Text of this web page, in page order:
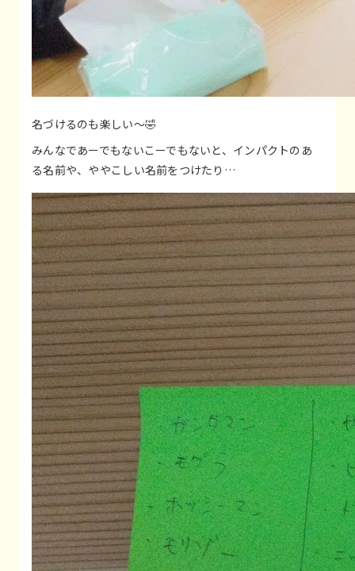
名づけるのも楽しい～🤣
みんなであーでもないこーでもないと、インパクトのあ
る名前や、ややこしい名前をつけたり…